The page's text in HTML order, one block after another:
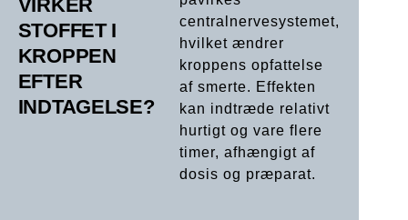
VIRKER
STOFFET I
KROPPEN
EFTER
INDTAGELSE?
centralnervesystemet,
hvilket ændrer
kroppens opfattelse
af smerte. Effekten
kan indtræde relativt
hurtigt og vare flere
timer, afhængigt af
dosis og præparat.